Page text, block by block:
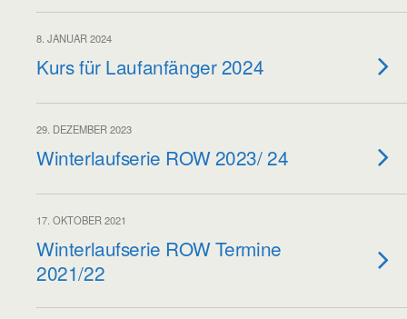
8. JANUAR 2024
Kurs für Laufanfänger 2024
29. DEZEMBER 2023
Winterlaufserie ROW 2023/ 24
17. OKTOBER 2021
Winterlaufserie ROW Termine
2021/22